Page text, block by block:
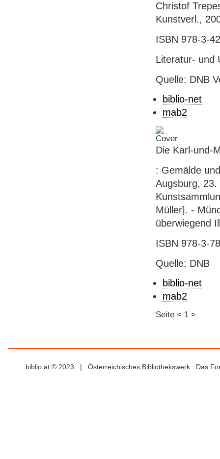
Christof
Kunstverl.,
ISBN 978-3-
Literatur- und
Quelle: DNB
biblio-net
mab2
Die Karl-und-
: Gemälde
Augsburg,
Müller]. -
überwiegend
ISBN 978-3-
Quelle: DNB
biblio-net
mab2
Seite < 1 >
biblio.at © 2023 | Österreichisches Bibliothekswerk : Das